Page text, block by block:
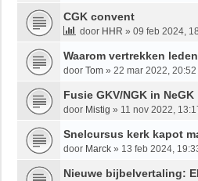
CGK convent
door HHR » 09 feb 2024,
Waarom vertrekken
door Tom » 22 mar 2022, 20:52
Fusie GKV/NGK in NeGK
door Mistig » 11 nov 2022,
Snelcursus kerk kapot
door Marck » 13 feb 2024,
Nieuwe bijbelvertaling: